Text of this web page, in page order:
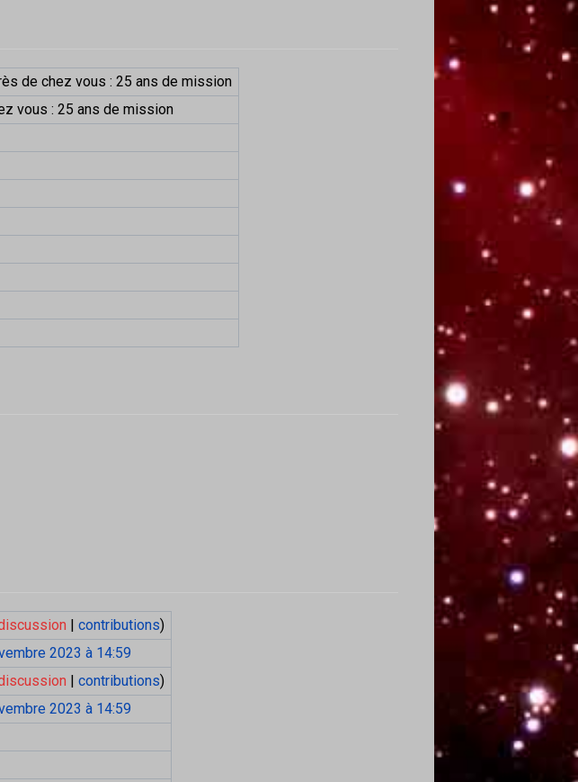
de chez vous : 25 ans de mission
vous : 25 ans de mission
|contributions)
2023 à 14:59
|contributions)
2023 à 14:59